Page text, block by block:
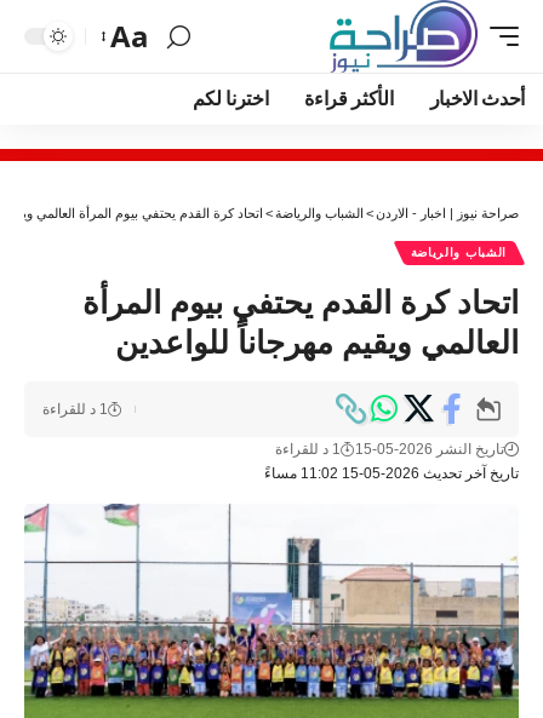
Aa
أحدث الاخبار الأكثر قراءة اخترنا لكم
صراحة نيوز | اخبار - الاردن> الشباب والرياضة> اتحاد كرة القدم يحتفي بيوم المرأة العالمي
الشباب والرياضة
اتحاد كرة القدم يحتفي بيوم المرأة
العالمي ويقيم مهرجاناً للواعدين
تاريخ آخر تحديث 2026-05-15 11:02 مساءً
تاريخ النشر 2026-05-15 1 د للقراءة
1 د للقراءة